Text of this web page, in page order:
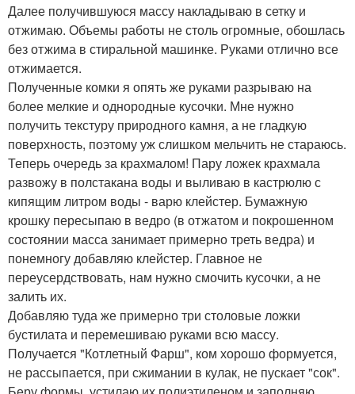
Далее получившуюся массу накладываю в сетку и
отжимаю. Объемы работы не столь огромные, обошлась
без отжима в стиральной машинке. Руками отлично все
отжимается.
Полученные комки я опять же руками разрываю на
более мелкие и однородные кусочки. Мне нужно
получить текстуру природного камня, а не гладкую
поверхность, поэтому уж слишком мельчить не стараюсь.
Теперь очередь за крахмалом! Пару ложек крахмала
развожу в полстакана воды и выливаю в кастрюлю с
кипящим литром воды - варю клейстер. Бумажную
крошку пересыпаю в ведро (в отжатом и покрошенном
состоянии масса занимает примерно треть ведра) и
понемногу добавляю клейстер. Главное не
переусердствовать, нам нужно смочить кусочки, а не
залить их.
Добавляю туда же примерно три столовые ложки
бустилата и перемешиваю руками всю массу.
Получается "Котлетный Фарш", ком хорошо формуется,
не рассыпается, при сжимании в кулак, не пускает "сок".